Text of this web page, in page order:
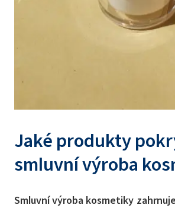
Jaké produkty
smluvní výroba
Smluvní výroba kosmetiky